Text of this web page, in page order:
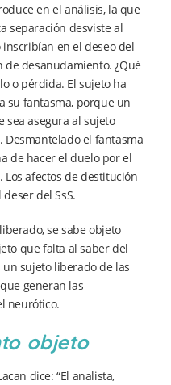
en el análisis, la que
separación desviste al
en el deseo del
desanudamiento. ¿Qué
o pérdida. El sujeto ha
su fantasma, porque un
sea asegura al sujeto
el fantasma
de hacer el duelo por el
afectos de destitución
del SsS.
se sabe objeto
que falta al saber del
un sujeto liberado de las
generan las
neurótico.
objeto
dice: “El analista,